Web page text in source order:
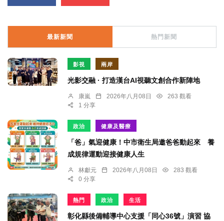
最新新聞 熱門新聞
影視 兩岸
光影交融 · 打造漢台AI視聽文創合作新陣地
康嵐 2026年八月08日
263 觀看
1 分享
政治 健康及醫療
「爸」氣迎健康！中市衛生局邀爸爸動起來 養
成規律運動迎接健康人生
林獻元 2026年八月08日
283 觀看
0 分享
熱門 政治 生活
彰化縣後備輔導中心支援「同心36號」演習 協